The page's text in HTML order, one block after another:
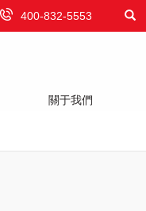
400-832-5553
關于我們